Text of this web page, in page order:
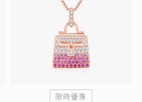
限時優惠